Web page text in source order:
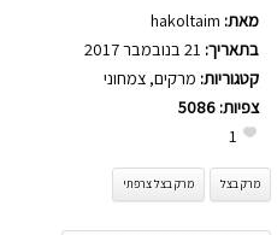
מאת: hakoltaim
בתאריך:
קטגוריות: מרקים, צמחוני
צפיות: 5086
1
מרק בצל מרק בצל צרפתי